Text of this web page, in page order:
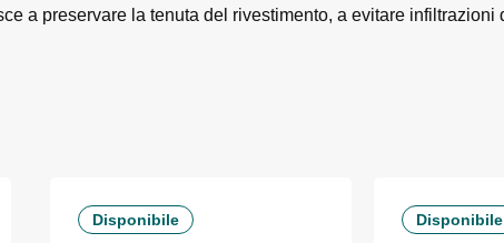
a preservare la tenuta del rivestimento, a evitare
Disponibile Disponibile